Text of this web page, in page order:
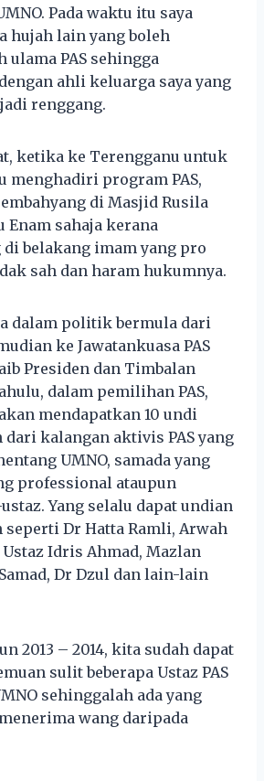
Pada waktu itu saya
hujah lain yang boleh
ulama PAS sehingga
ahli keluarga saya yang
renggang.
ketika ke Terengganu untuk
menghadiri program PAS,
di Masjid Rusila
Enam sahaja kerana
di belakang imam yang pro
sah dan haram hukumnya.
dalam politik bermula dari
ke Jawatankuasa PAS
Presiden dan Timbalan
dalam pemilihan PAS,
mendapatkan 10 undi
kalangan aktivis PAS yang
UMNO, samada yang
professional ataupun
Yang selalu dapat undian
Dr Hatta Ramli, Arwah
Ustaz Idris Ahmad, Mazlan
Dr Dzul dan lain-lain
2013 – 2014, kita sudah dapat
sulit beberapa Ustaz PAS
sehinggalah ada yang
wang daripada